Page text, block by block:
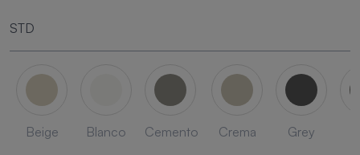
STD
Beige Blanco Cemento Crema Grey